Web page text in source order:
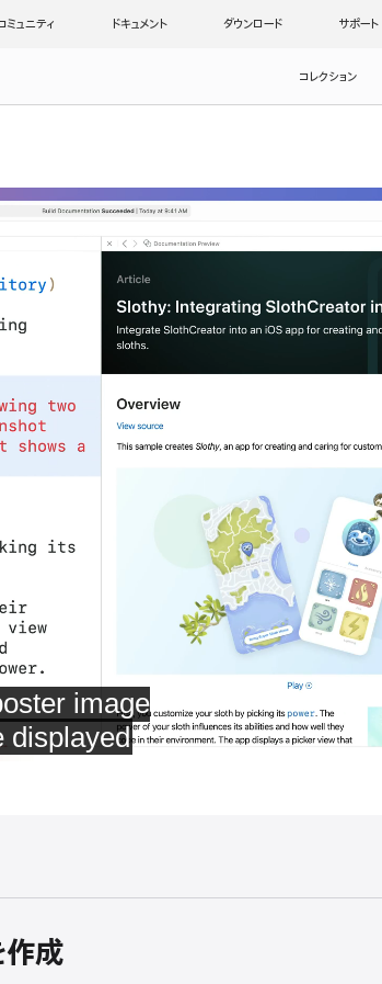
ミュニティ ドキュメント ダウンロード サポート
コレクション
成